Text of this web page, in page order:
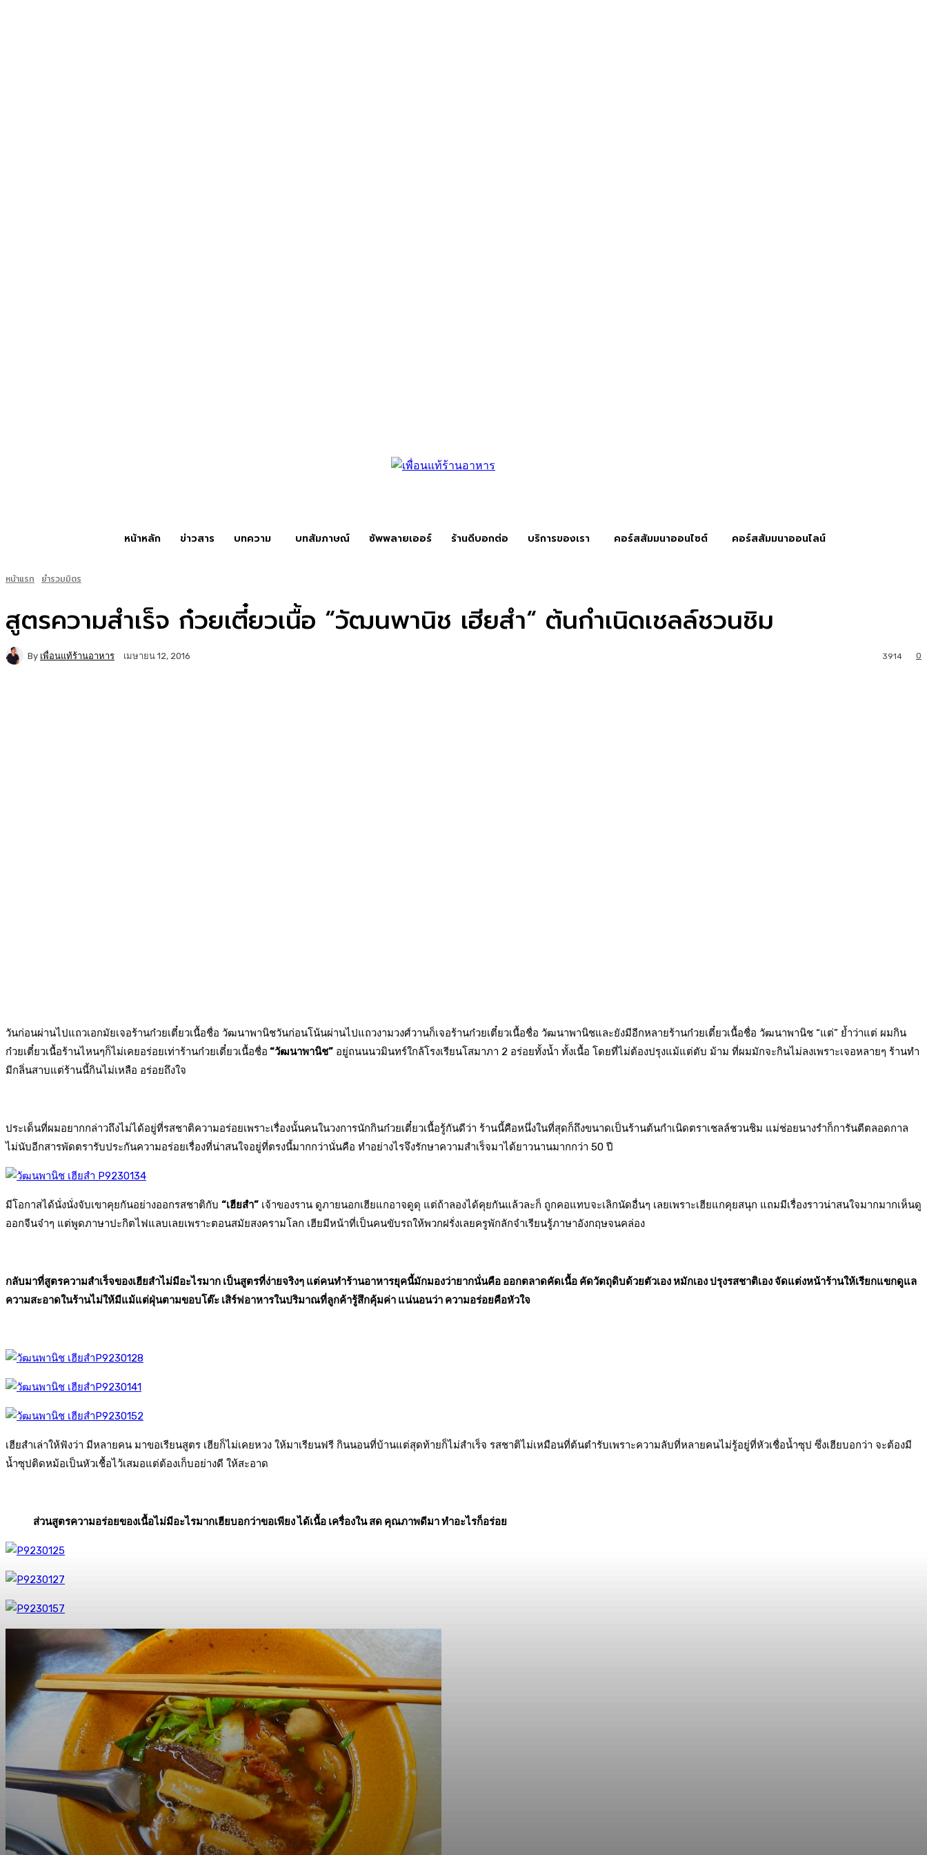
หน้าหลัก ข่าวสาร บทความ บทสัมภาษณ์ ซัพพลายเออร์ ร้านดีบอกต่อ บริการของเรา คอร์สสัมมนาออนไซต์ คอร์สสัมมนาออนไลน์
หน้าแรก ยำรวมมิตร
สูตรความสำเร็จ ก๋วยเตี๋ยวเนื้อ “วัฒนพานิช เฮียสำ“ ต้นกำเนิดเชลล์ชวนชิม
By เพื่อนแท้ร้านอาหาร เมษายน 12, 2016 0
3914
วันก่อนผ่านไปแถวเอกมัยเจอร้านก๋วยเตี๋ยวเนื้อชื่อ วัฒนาพานิชวันก่อนโน้นผ่านไปแถวงามวงศ์วานก็เจอร้านก๋วยเตี๋ยวเนื้อชื่อ วัฒนาพานิชและยังมีอีกหลายร้านก๋วยเตี๋ยวเนื้อชื่อ วัฒนาพานิช “แต่” ย้ำว่าแต่ ผมกิน
ก๋วยเตี๋ยวเนื้อร้านไหนๆก็ไม่เคยอร่อยเท่าร้านก๋วยเตี๋ยวเนื้อชื่อ “วัฒนาพานิช” อยู่ถนนนวมินทร์ใกล้โรงเรียนโสมาภา 2 อร่อยทั้งน้ำ ทั้งเนื้อ โดยที่ไม่ต้องปรุงแม้แต่ตับ ม้าม ที่ผมมักจะกินไม่ลงเพราะเจอหลายๆ ร้านทำ
มีกลิ่นสาบแต่ร้านนี้กินไม่เหลือ อร่อยถึงใจ
ประเด็นที่ผมอยากกล่าวถึงไม่ได้อยู่ที่รสชาติความอร่อยเพราะเรื่องนั้นคนในวงการนักกินก๋วยเตี๋ยวเนื้อรู้กันดีว่า ร้านนี้คือหนึ่งในที่สุดก็ถึงขนาดเป็นร้านต้นกำเนิดตราเชลล์ชวนชิม แม่ช่อยนางรำก็การันตีตลอดกาล
ไม่นับอีกสารพัดตรารับประกันความอร่อยเรื่องที่น่าสนใจอยู่ที่ตรงนี้มากกว่านั่นคือ ทำอย่างไรจึงรักษาความสำเร็จมาได้ยาวนานมากกว่า 50 ปี
มีโอกาสได้นั่งนั่งจับเขาคุยกันอย่างออกรสชาติกับ “เฮียสำ” เจ้าของราน ดูภายนอกเฮียแกอาจดูดุ แต่ถ้าลองได้คุยกันแล้วละก็ ถูกคอแทบจะเลิกนัดอื่นๆ เลยเพราะเฮียแกคุยสนุก แถมมีเรื่องราวน่าสนใจมากมากเห็นดู
ออกจีนจ๋าๆ แต่พูดภาษาปะกิตไฟแลบเลยเพราะตอนสมัยสงครามโลก เฮียมีหน้าที่เป็นคนขับรถให้พวกฝรั่งเลยครูพักลักจำเรียนรู้ภาษาอังกฤษจนคล่อง
กลับมาที่สูตรความสำเร็จของเฮียสำไม่มีอะไรมาก เป็นสูตรที่ง่ายจริงๆ แต่คนทำร้านอาหารยุคนี้มักมองว่ายากนั่นคือ ออกตลาดคัดเนื้อ คัดวัตถุดิบด้วยตัวเอง หมักเอง ปรุงรสชาติเอง จัดแต่งหน้าร้านให้เรียกแขกดูแล
ความสะอาดในร้านไม่ให้มีแม้แต่ฝุ่นตามขอบโต๊ะ เสิร์ฟอาหารในปริมาณที่ลูกค้ารู้สึกคุ้มค่า แน่นอนว่า ความอร่อยคือหัวใจ
เฮียสำเล่าให้ฟังว่า มีหลายคน มาขอเรียนสูตร เฮียก็ไม่เคยหวง ให้มาเรียนฟรี กินนอนที่บ้านแต่สุดท้ายก็ไม่สำเร็จ รสชาติไม่เหมือนที่ต้นตำรับเพราะความลับที่หลายคนไม่รู้อยู่ที่หัวเชื่อน้ำซุป ซึ่งเฮียบอกว่า จะต้องมี
น้ำซุปติดหม้อเป็นหัวเชื้อไว้เสมอแต่ต้องเก็บอย่างดี ให้สะอาด
ส่วนสูตรความอร่อยของเนื้อไม่มีอะไรมากเฮียบอกว่าขอเพียง ได้เนื้อ เครื่องใน สด คุณภาพดีมา ทำอะไรก็อร่อย